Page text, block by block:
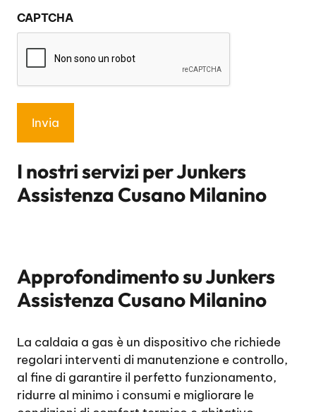
privacy
CAPTCHA
I nostri servizi perJunkers
Assistenza Cusano Milanino
Approfondimento suJunkers
Assistenza Cusano Milanino
La caldaia a gas è un dispositivo che richiede
regolari interventi di manutenzione e controllo,
al fine di garantire il perfetto funzionamento,
ridurre al minimo i consumi e migliorare le